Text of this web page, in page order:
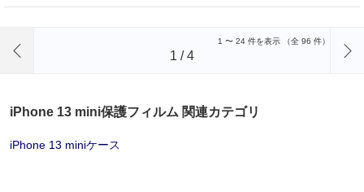
1 〜 24 件を表示 （全 96 件）
1 /4
iPhone 13 mini保護フィルム 関連カテゴリ
iPhone 13 miniケース